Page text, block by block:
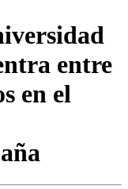
entre
en el